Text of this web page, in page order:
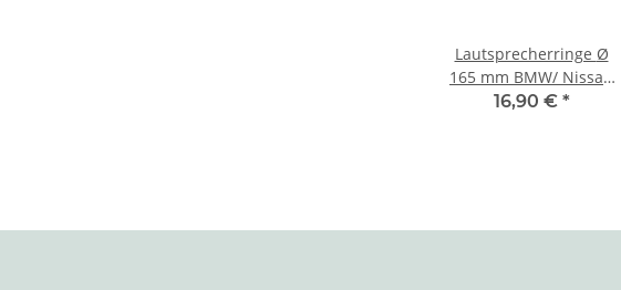
Lautsprecherringe Ø
165 mm BMW/ Nissan
/Opel /Renault/
16,90 € *